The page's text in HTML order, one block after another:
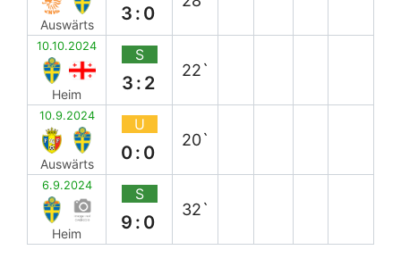
Auswärts
3:0
10.10.2024
Heim
S
3:2
22`
10.9.2024
Auswärts
U
0:0
20`
6.9.2024
Heim
S
9:0
32`